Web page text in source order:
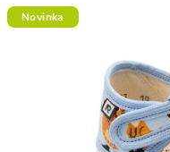
hviezdičiek.
Novinka